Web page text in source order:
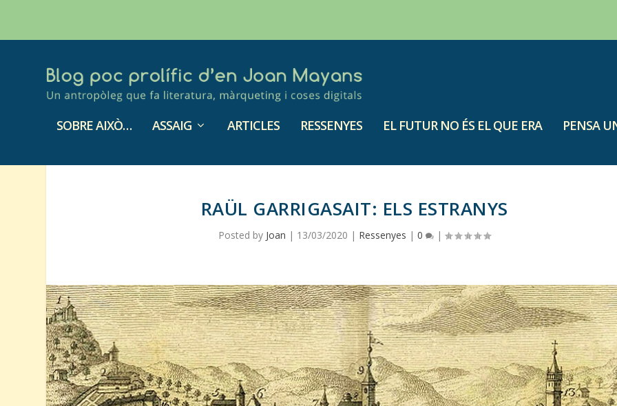
SOBRE AIXÒ… ASSAIG ARTICLES RESSENYES EL FUTUR NO ÉS EL QUE ERA PENSA
RAÜL GARRIGASAIT: ELS ESTRANYS
Posted by Joan | 13/03/2020 | Ressenyes |0 |